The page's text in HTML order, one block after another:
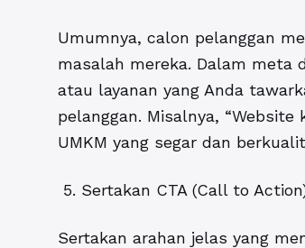
Umumnya, calon pelanggan
masalah mereka. Dalam meta
atau layanan yang Anda
pelanggan. Misalnya,
UMKM yang segar dan
5. Sertakan CTA (Call to
Sertakan arahan jelas yang